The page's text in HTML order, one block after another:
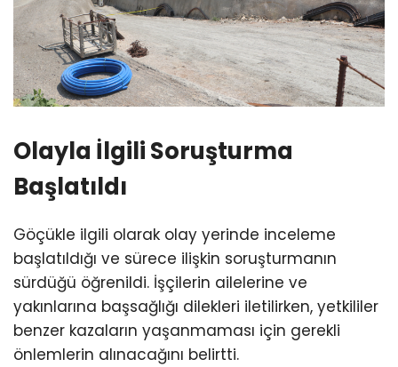
Olayla İlgili Soruşturma
Başlatıldı
Göçükle ilgili olarak olay yerinde inceleme
başlatıldığı ve sürece ilişkin soruşturmanın
sürdüğü öğrenildi. İşçilerin ailelerine ve
yakınlarına başsağlığı dilekleri iletilirken, yetkililer
benzer kazaların yaşanmaması için gerekli
önlemlerin alınacağını belirtti.